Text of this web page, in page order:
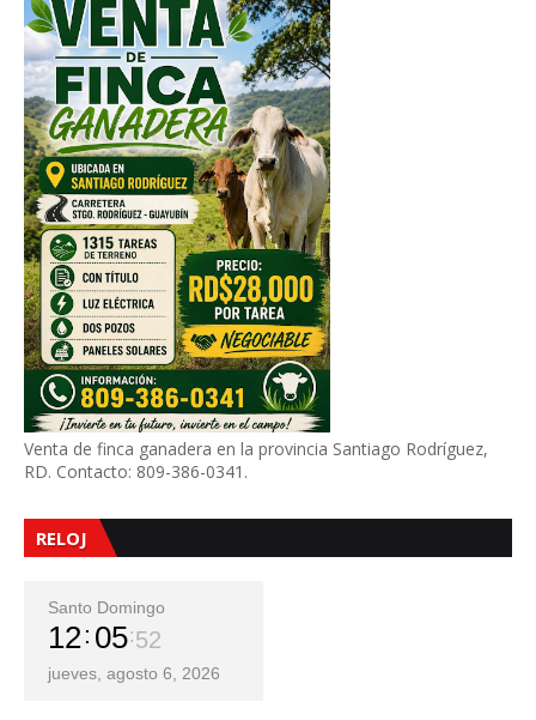
Venta de finca ganadera en la provincia Santiago Rodríguez,
RD. Contacto: 809-386-0341.
RELOJ
Santo Domingo
12 05 54
jueves, agosto 6, 2026